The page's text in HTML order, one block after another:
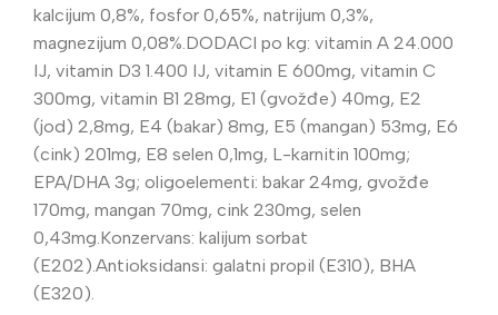
kalcijum 0,8%, fosfor 0,65%, natrijum 0,3%,
magnezijum 0,08%.DODACI po kg: vitamin A 24.000
IJ, vitamin D3 1.400 IJ, vitamin E 600mg, vitamin C
300mg, vitamin B1 28mg, E1 (gvožđe) 40mg, E2
(jod) 2,8mg, E4 (bakar) 8mg, E5 (mangan) 53mg, E6
(cink) 201mg, E8 selen 0,1mg, L-karnitin 100mg;
EPA/DHA 3g; oligoelementi: bakar 24mg, gvožđe
170mg, mangan 70mg, cink 230mg, selen
0,43mg.Konzervans: kalijum sorbat
(E202).Antioksidansi: galatni propil (E310), BHA
(E320).